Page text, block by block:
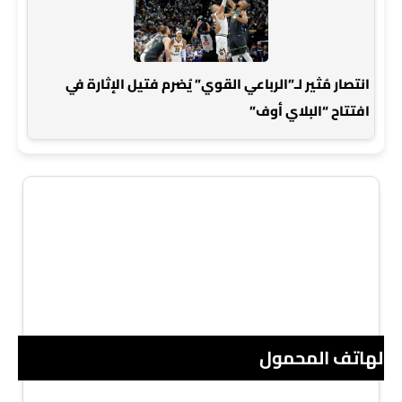
انتصار مُثير لـ”الرباعي القوي” يُضرم فتيل الإثارة في
افتتاح “البلاي أوف”
الهاتف المحمول